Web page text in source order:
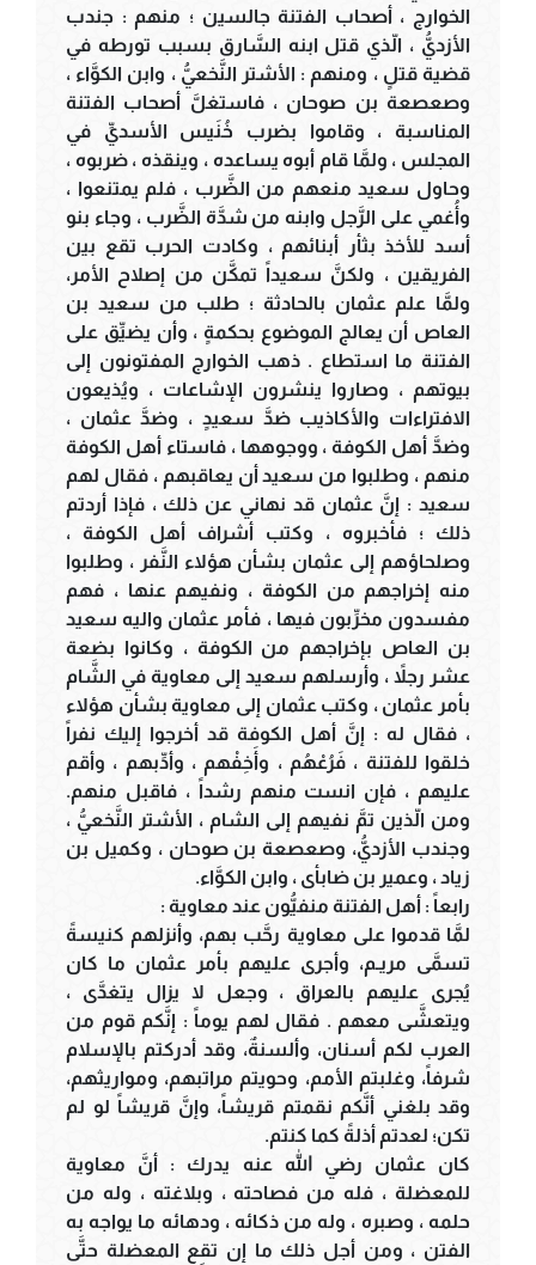
الخوارج ، أصحاب الفتنة جالسين ؛ منهم : جندب
الأزديُّ ، الّذي قتل ابنه السَّارق بسبب تورطه في
قضية قتلٍ ، ومنهم : الأشتر النَّخعيُّ ، وابن الكوَّاء ،
وصعصعة بن صوحان ، فاستغلَّ أصحاب الفتنة
المناسبة ، وقاموا بضرب خُنَيس الأسديِّ في
المجلس ، ولمَّا قام أبوه يساعده ، وينقذه ، ضربوه ،
وحاول سعيد منعهم من الضَّرب ، فلم يمتنعوا ،
وأُغمي على الرَّجل وابنه من شدَّة الضَّرب ، وجاء بنو
أسد للأخذ بثأر أبنائهم ، وكادت الحرب تقع بين
الفريقين ، ولكنَّ سعيداً تمكَّن من إصلاح الأمر،
ولمَّا علم عثمان بالحادثة ؛ طلب من سعيد بن
العاص أن يعالج الموضوع بحكمةٍ ، وأن يضيِّق على
الفتنة ما استطاع . ذهب الخوارج المفتونون إلى
بيوتهم ، وصاروا ينشرون الإشاعات ، ويُذيعون
الافتراءات والأكاذيب ضدَّ سعيدٍ ، وضدَّ عثمان ،
وضدَّ أهل الكوفة ، ووجوهها ، فاستاء أهل الكوفة
منهم ، وطلبوا من سعيد أن يعاقبهم ، فقال لهم
سعيد : إنَّ عثمان قد نهاني عن ذلك ، فإذا أردتم
ذلك ؛ فأخبروه ، وكتب أشراف أهل الكوفة ،
وصلحاؤهم إلى عثمان بشأن هؤلاء النَّفر ، وطلبوا
منه إخراجهم من الكوفة ، ونفيهم عنها ، فهم
مفسدون مخرِّبون فيها ، فأمر عثمان واليه سعيد
بن العاص بإخراجهم من الكوفة ، وكانوا بضعة
عشر رجلاً ، وأرسلهم سعيد إلى معاوية في الشَّام
بأمر عثمان ، وكتب عثمان إلى معاوية بشأن هؤلاء
، فقال له : إنَّ أهل الكوفة قد أخرجوا إليك نفراً
خلقوا للفتنة ، فَرُعْهُم ، وأَخِفْهم ، وأدِّبهم ، وأقم
عليهم ، فإن انست منهم رشداً ، فاقبل منهم.
ومن الّذين تمَّ نفيهم إلى الشام ، الأشتر النَّخعيُّ ،
وجندب الأزديُّ، وصعصعة بن صوحان ، وكميل بن
زياد ، وعمير بن ضابأى ، وابن الكوَّاء.
رابعاً : أهل الفتنة منفيُّون عند معاوية :
لمَّا قدموا على معاوية رحَّب بهم، وأنزلهم كنيسةً
تسمَّى مريـم، وأجرى عليهم بأمر عثمان ما كان
يُجرى عليهم بالعراق ، وجعل لا يزال يتغدَّى ،
ويتعشَّى معهم . فقال لهم يوماً : إنَّكم قوم من
العرب لكم أسنان، وألسنةٌ، وقد أدركتم بالإسلام
شرفاً، وغلبتم الأمم، وحويتم مراتبهم، ومواريثهم،
وقد بلغني أنَّكم نقمتم قريشاً، وإنَّ قريشاً لو لم
تكن؛ لعدتم أذلةً كما كنتم.
كان عثمان رضي الله عنه يدرك : أنَّ معاوية
للمعضلة ، فله من فصاحته ، وبلاغته ، وله من
حلمه ، وصبره ، وله من ذكائه ، ودهائه ما يواجه به
الفتن ، ومن أجل ذلك ما إن تقع المعضلة حتَّى